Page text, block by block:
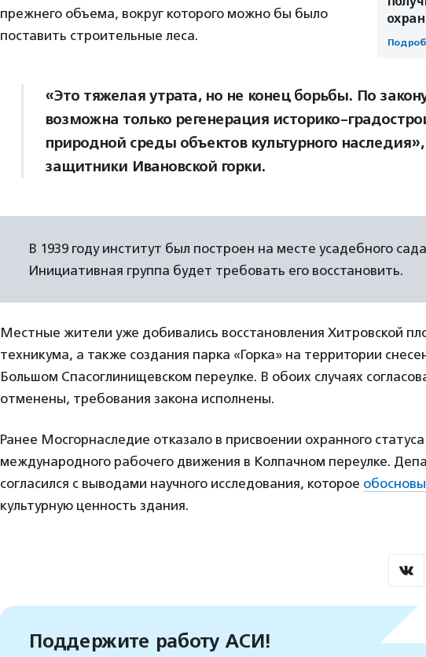
прежнего объема, вокруг которого можно бы было
поставить строительные леса.
«Это тяжелая утрата, но не конец борьбы. По
возможна только регенерация историко-
природной среды объектов культурного наследия»,
защитники Ивановской горки.
В 1939 году институт был построен на месте усадебного
Инициативная группа будет требовать его восстановить.
Местные жители уже добивались восстановления Хитровской
техникума, а также создания парка «Горка» на территории
Большом Спасоглинищевском переулке. В обоих случаях
отменены, требования закона исполнены.
Ранее Мосгорнаследие отказало в присвоении охранного
международного рабочего движения в Колпачном переулке.
согласился с выводами научного исследования, которое
культурную ценность здания.
Поддержите работу АСИ!